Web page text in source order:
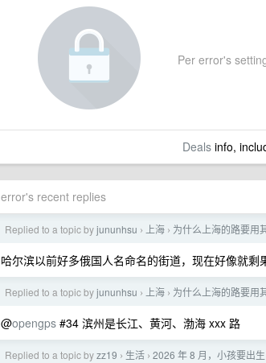
Per error's
Dealsinfo,
error's recent replies
Replied to a topic byjununhsu › 上海 › 为什么上海的路要用
哈尔滨以前好多俄国人名命名的街道，现在好像就剩
Replied to a topic byjununhsu › 上海 › 为什么上海的路要用
@opengps #34 滨州是长江、黄河、渤海 xxx 路
Replied to a topic byzz19 › 生活 › 2026 年 8 月，小孩要出